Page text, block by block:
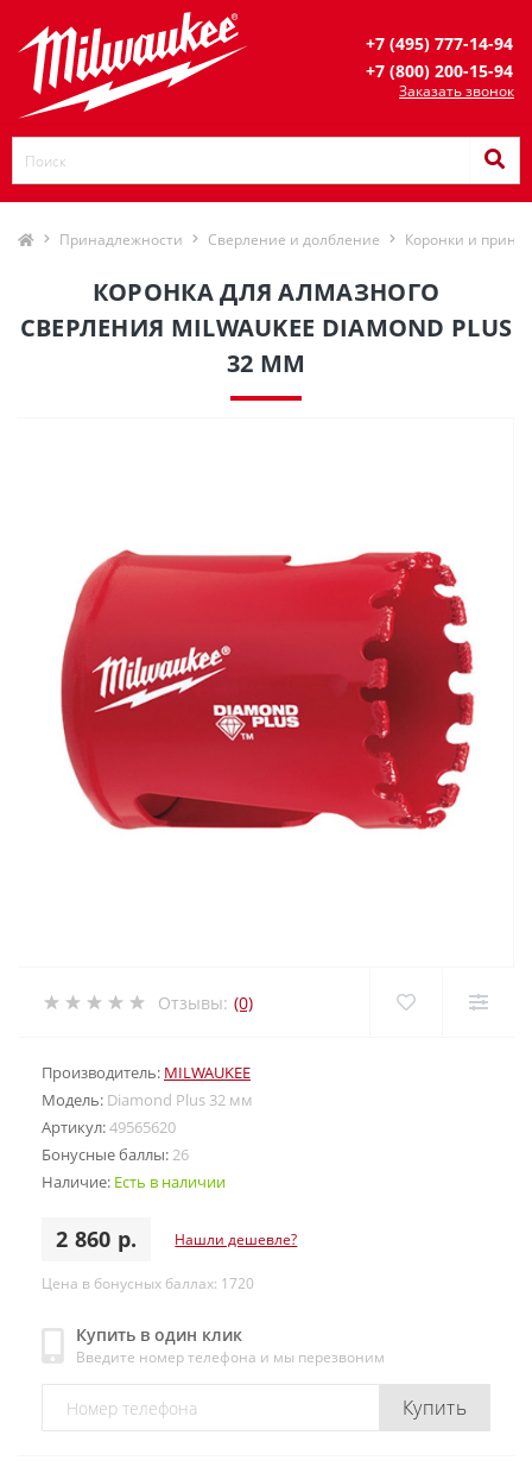
+7 (495) 777-14-94
+7 (800) 200-15-94
Заказать звонок
Принадлежности Сверление и долбление Коронки и
КОРОНКА ДЛЯ АЛМАЗНОГО
СВЕРЛЕНИЯ MILWAUKEE DIAMOND PLUS
32 ММ
Отзывы: (0)
Производитель: MILWAUKEE
Модель: Diamond Plus 32 мм
Артикул:49565620
Бонусные баллы:26
Наличие: Есть в наличии
2 860 р. Нашли дешевле?
Цена в бонусных баллах: 1720
Купить в один клик
Введите номер телефона и мы перезвоним
Купить